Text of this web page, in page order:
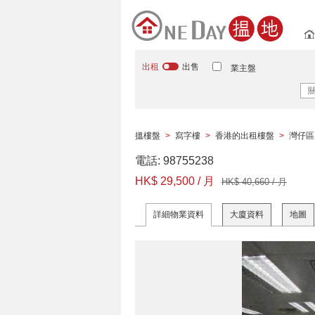
出租 出售 業主盤
搵樓盤 > 寫字樓 > 香港的出租樓盤 > 灣仔區
電話: 98755238
HK$ 29,500 / 月
HK$ 40,660 / 月
詳細物業資料 大廈資料 地圖